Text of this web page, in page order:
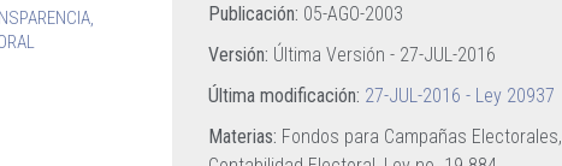
Publicación: 05-AGO-2003
Versión: Última Versión - 27-JUL-2016
Última modificación: 27-JUL-2016 - Ley 20937
Materias: Fondos para Campañas Electorales,